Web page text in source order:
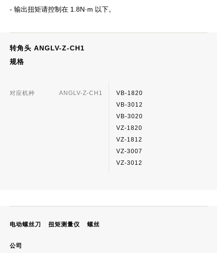
- 输出扭矩请控制在 1.8N·m 以下。
转角头 ANGLV-Z-CH1
规格
对应机种 ANGLV-Z-CH1
VB-1820
VB-3012
VB-3020
VZ-1820
VZ-1812
VZ-3007
VZ-3012
电动螺丝刀 扭矩测量仪 螺丝
公司